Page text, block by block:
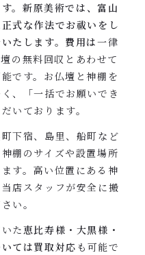
。新原美術では、富山
式な作法でお祓いをし
たします。費用は一律
の無料回収とあわせて
です。お仏壇と神棚を
、「一括でお願いでき
いております。
下宿、島里、船町など
棚のサイズや設置場所
す。高い位置にある神
店スタッフが安全に搬
い。
た恵比寿様・大黒様・
ては買取対応 も可能で